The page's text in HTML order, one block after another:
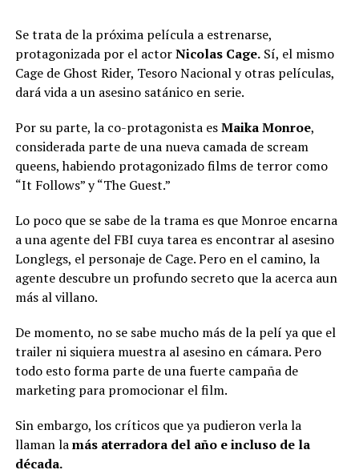
Se trata de la próxima película a estrenarse,
protagonizada por el actorNicolas Cage.Sí, el mismo
Cage de Ghost Rider, Tesoro Nacional y otras películas,
dará vida a un asesino satánico en serie.
Por su parte, la co-protagonista esMaika Monroe,
considerada parte de una nueva camada de scream
queens, habiendo protagonizado films de terror como
“It Follows” y “The Guest.”
Lo poco que se sabe de la trama es que Monroe encarna
a una agente del FBI cuya tarea es encontrar al asesino
Longlegs, el personaje de Cage. Pero en el camino, la
agente descubre un profundo secreto que la acerca aun
más al villano.
De momento, no se sabe mucho más de la pelí ya que el
trailer ni siquiera muestra al asesino en cámara. Pero
todo esto forma parte de una fuerte campaña de
marketing para promocionar el film.
Sin embargo, los críticos que ya pudieron verla la
llaman lamás aterradora del año e incluso de la
década.